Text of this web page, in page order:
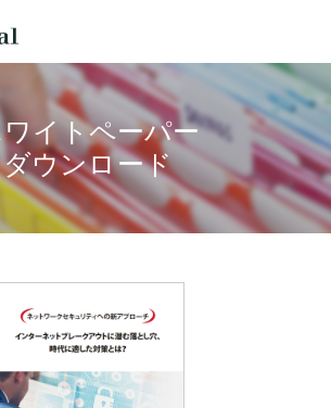
お問い合わせ
English
イトペーパー
ダウンロード